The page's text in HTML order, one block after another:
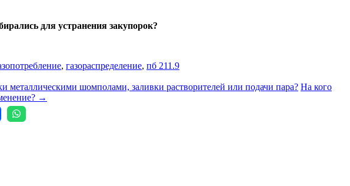
для устранения закупорок?
, газораспределение, пб 211.9
металлическими шомполами, заливки растворителей или подачи пара? На кого
→